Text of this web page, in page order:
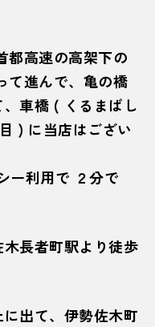
都高速の高架下の
て進んで、亀の橋
車橋 ( くるまばし
) に当店はござい
ー利用で ２分で
長者町駅より徒歩
出て、伊勢佐木町